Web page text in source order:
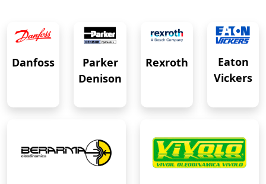
Danfoss
Parker
Denison
Rexroth
Eaton
Vickers